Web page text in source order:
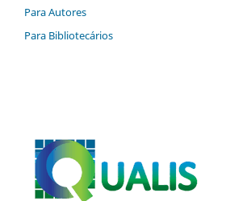
Para Autores
Para Bibliotecários